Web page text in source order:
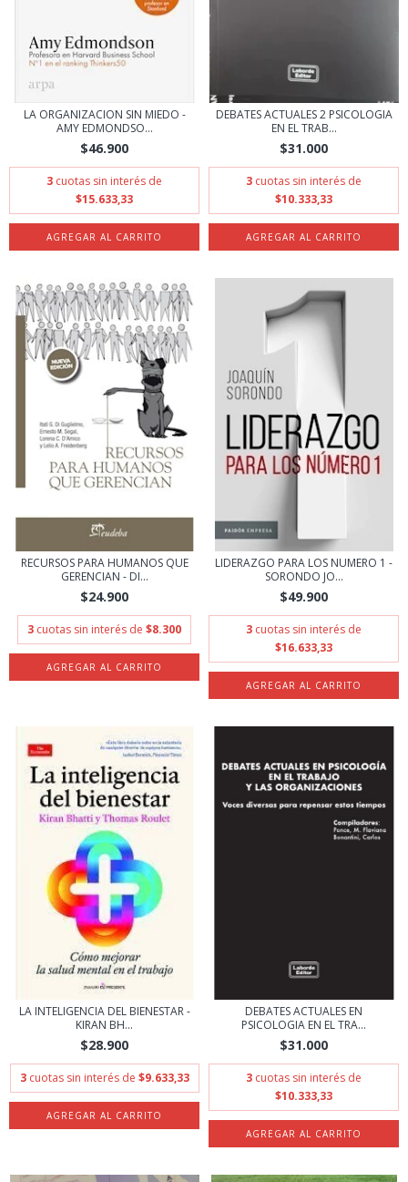
LA ORGANIZACION SIN MIEDO -
AMY EDMONDSO...
$46.900
3 cuotas sin interés de
$15.633,33
DEBATES ACTUALES 2 PSICOLOGIA
EN EL TRAB...
$31.000
3 cuotas sin interés de
$10.333,33
RECURSOS PARA HUMANOS QUE
GERENCIAN - DI...
$24.900
3 cuotas sin interés de $8.300
LIDERAZGO PARA LOS NUMERO 1 -
SORONDO JO...
$49.900
3 cuotas sin interés de
$16.633,33
LA INTELIGENCIA DEL BIENESTAR -
KIRAN BH...
$28.900
3 cuotas sin interés de $9.633,33
DEBATES ACTUALES EN
PSICOLOGIA EN EL TRA...
$31.000
3 cuotas sin interés de
$10.333,33